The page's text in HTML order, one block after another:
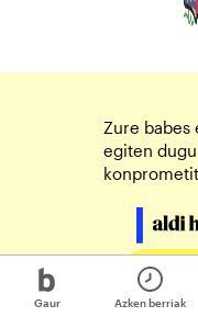
Gaur Azken berriak
Zure babes
egiten